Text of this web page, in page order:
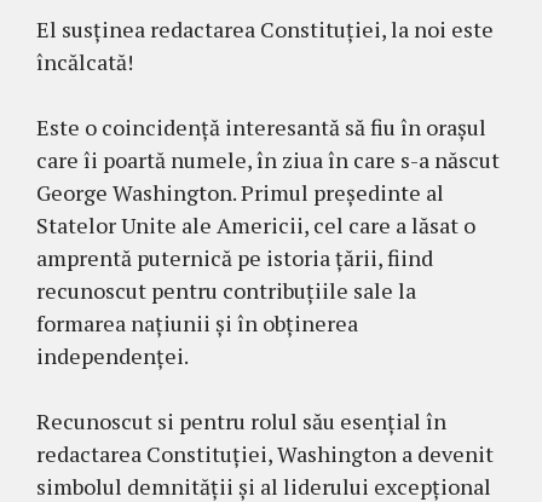
El susținea redactarea Constituției, la noi este
încălcată!
Este o coincidență interesantă să fiu în orașul
care îi poartă numele, în ziua în care s-a născut
George Washington. Primul președinte al
Statelor Unite ale Americii, cel care a lăsat o
amprentă puternică pe istoria țării, fiind
recunoscut pentru contribuțiile sale la
formarea națiunii și în obținerea
independenței.
Recunoscut si pentru rolul său esențial în
redactarea Constituției, Washington a devenit
simbolul demnității și al liderului excepțional